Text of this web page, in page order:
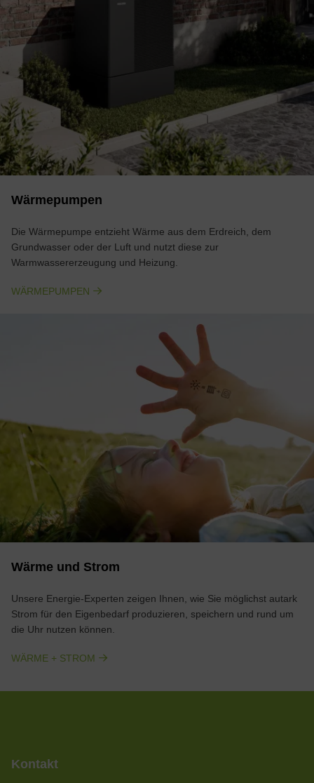
Wärmepumpen
Die Wärmepumpe entzieht Wärme aus dem Erdreich, dem
Grundwasser oder der Luft und nutzt diese zur
Warmwassererzeugung und Heizung.
WÄRMEPUMPEN
Wärme und Strom
Unsere Energie-Experten zeigen Ihnen, wie Sie möglichst autark
Strom für den Eigenbedarf produzieren, speichern und rund um
die Uhr nutzen können.
WÄRME + STROM
Kontakt